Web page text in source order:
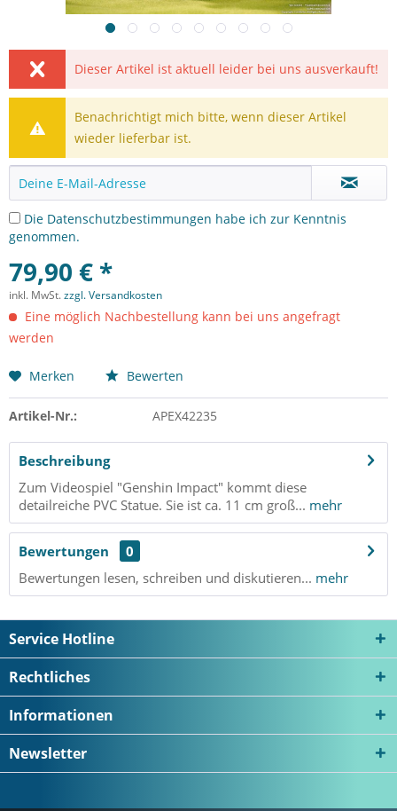
Dieser Artikel ist aktuell leider bei uns ausverkauft!
Benachrichtigt mich bitte, wenn dieser Artikel
wieder lieferbar ist.
Die Datenschutzbestimmungen habe ich zur Kenntnis
genommen.
79,90 € *
inkl. MwSt.zzgl. Versandkosten
Eine möglich Nachbestellung kann bei uns angefragt
werden
Merken Bewerten
Artikel-Nr.: APEX42235
Beschreibung
Zum Videospiel "Genshin Impact" kommt diese
detailreiche PVC Statue. Sie ist ca. 11 cm groß... mehr
Bewertungen
0
Bewertungen lesen, schreiben und diskutieren... mehr
Service Hotline
Rechtliches
Informationen
Newsletter